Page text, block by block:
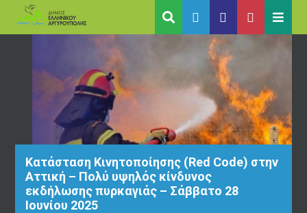
Κατάσταση Κινητοποίησης (Red Code) στην
Αττική – Πολύ υψηλός κίνδυνος
εκδήλωσης πυρκαγιάς – Σάββατο 28
Ιουνίου 2025